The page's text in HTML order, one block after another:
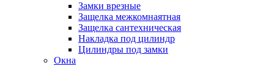
Замки врезные
Защелка межкомнаятная
Защелка сантехническая
Накладка под цилиндр
Цилиндры под замки
Окна